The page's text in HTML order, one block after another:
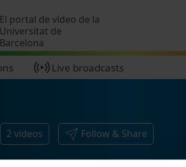
El portal de vídeo de la
Universitat de
Barcelona
Live broadcasts
2 videos Follow & Share